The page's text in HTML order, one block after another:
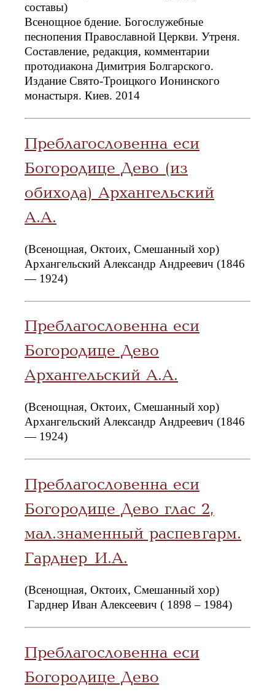
составы)
Всенощное бдение. Богослужебные
песнопения Православной Церкви. Утреня.
Составление, редакция, комментарии
протодиакона Димитрия Болгарского.
Издание Свято-Троицкого Ионинского
монастыря. Киев. 2014
Преблагословенна еси
Богородице Дево (из
обихода) Архангельский
А.А.
(Всенощная, Октоих, Смешанный хор)
Архангельский Александр Андреевич (1846
— 1924)
Преблагословенна еси
Богородице Дево
Архангельский А.А.
(Всенощная, Октоих, Смешанный хор)
Архангельский Александр Андреевич (1846
— 1924)
Преблагословенна еси
Богородице Дево глас 2,
мал.знаменный распев гарм.
Гарднер И.А.
(Всенощная, Октоих, Смешанный хор)
Гарднер Иван Алексеевич ( 1898 – 1984)
Преблагословенна еси
Богородице Дево